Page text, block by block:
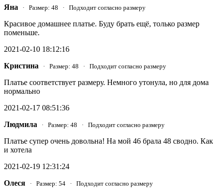
Яна · Размер: 48 · Подходит согласно размеру
Красивое домашнее платье. Буду брать ещё, только размер
поменьше.
2021-02-10 18:12:16
Кристина · Размер: 48 · Подходит согласно размеру
Платье соответствует размеру. Немного утонула, но для дома
нормально
2021-02-17 08:51:36
Людмила · Размер: 48 · Подходит согласно размеру
Платье супер очень довольна! На мой 46 брала 48 сводно. Как
и хотела
2021-02-19 12:31:24
Олеся · Размер: 54 · Подходит согласно размеру